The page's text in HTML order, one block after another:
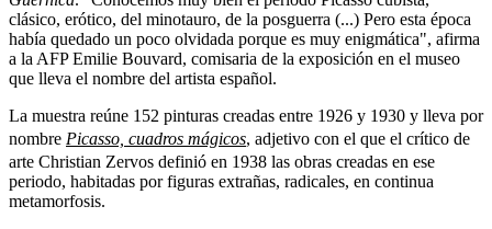
clásico, erótico, del minotauro, de la posguerra (...) Pero esta época
había quedado un poco olvidada porque es muy enigmática", afirma
a la AFP Emilie Bouvard, comisaria de la exposición en el museo
que lleva el nombre del artista español.
La muestra reúne 152 pinturas creadas entre 1926 y 1930 y lleva por
nombre Picasso, cuadros mágicos, adjetivo con el que el crítico de
arte Christian Zervos definió en 1938 las obras creadas en ese
periodo, habitadas por figuras extrañas, radicales, en continua
metamorfosis.